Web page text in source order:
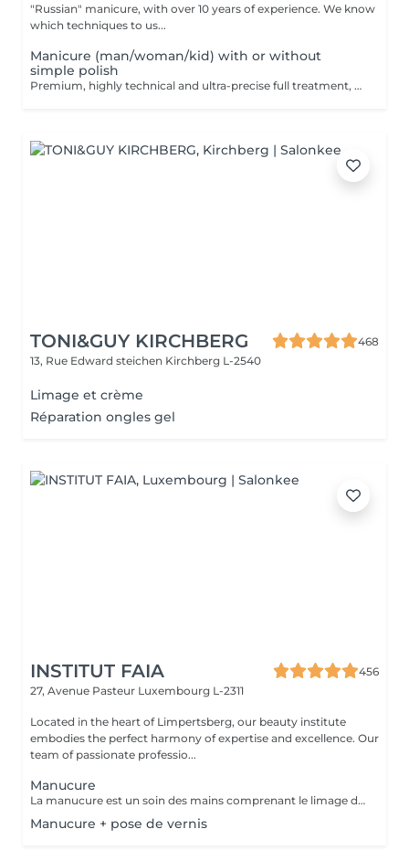
"Russian" manicure, with over 10 years of experience. We know
which techniques to us...
Manicure (man/woman/kid) with or without
simple polish
Premium, highly technical and ultra-precise full treatment, performed mainly with an e-file to achieve a perfectly clean nail contour and apply the polish as close as possible, even slightly under the cuticle. This technique helps visually delay the regrowth by around 10 days. Visual result: -Extremely well-groomed nails, clean contours, flawless shape -Instagram / photo studio effect: neat, precise, with no visible dry skin Service content: -Removal of old semi-permanent and/or gel polish (if needed, please book accordingly this option via this screen) -Very meticulous preparation of the nail plate -Removal of dead skin -Shape and file nails -Gentle cuticle care -Application of a transparent simple polish (if desired) OR application of your own simple polish to bring with you (if needed, please book accordingly this option via this screen) -Application of cuticle oil and hand cream
TONI&GUY KIRCHBERG
468
13, Rue Edward steichen Kirchberg L-2540
Limage et crème
Réparation ongles gel
INSTITUT FAIA
456
27, Avenue Pasteur Luxembourg L-2311
Located in the heart of Limpertsberg, our beauty institute
embodies the perfect harmony of expertise and excellence. Our
team of passionate professio...
Manucure
La manucure est un soin des mains comprenant le limage des ongles, la pousse et la coupe des cuticules, massage avec crème de soin et application d'un vernis transparent si désiré.
Manucure + pose de vernis